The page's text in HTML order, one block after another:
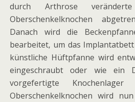
durch Arthrose
Oberschenkelknochen
Danach wird die
bearbeitet, um das
künstliche Hüftpfanne wird
eingeschraubt oder wie ein
vorgefertigte
Oberschenkelknochen wird